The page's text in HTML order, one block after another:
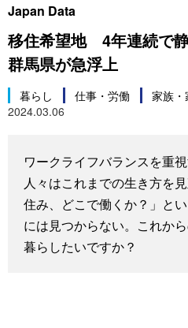
社会
文化
科学・技術
暮らし
スポーツ・東京2020
旅と暮らし
動画/Live
Books
Cinema
Topics
Images
スポーツ・東京2020
Japan Data
移住希望地 4年連続で
群馬県が急浮上
暮らし 仕事・労働 家族・
2024.03.06
ワークライフバランスを重
人々はこれまでの生き方を
住み、どこで働くか？」と
には見つからない。これか
暮らしたいですか？